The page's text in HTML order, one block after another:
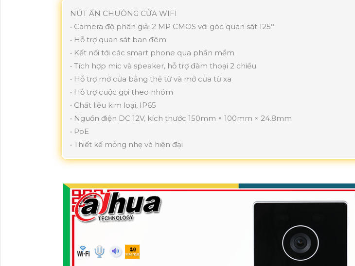
NÚT ẤN CHUÔNG CỬA WIFI
• Camera độ phân giải 2 MP CMOS với góc quan sát 125°
• Hỗ trợ quan sát ban đêm
• Kết nối tới các smart phone qua phần mềm
• Tích hợp mic và speaker, hỗ trợ đàm thoại 2 chiều
• Hỗ trợ mở cửa bằng thẻ từ và mở cửa từ xa
• Hỗ trợ cuộc gọi theo nhóm
• Chất liệu kim loại, IP65
• Nguồn điện DC 12V, kích thước 150mm × 100mm × 24.8mm
• PoE
• Thiết kế mỏng nhẹ và hiện đại